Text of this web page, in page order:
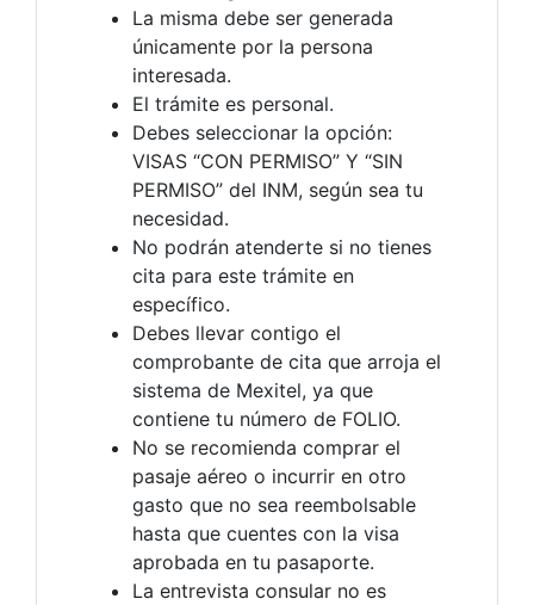
La misma debe ser generada
únicamente por la persona
interesada.
El trámite es personal.
Debes seleccionar la opción:
VISAS “CON PERMISO” Y “SIN
PERMISO” del INM, según sea tu
necesidad.
No podrán atenderte si no tienes
cita para este trámite en
específico.
Debes llevar contigo el
comprobante de cita que arroja el
sistema de Mexitel, ya que
contiene tu número de FOLIO.
No se recomienda comprar el
pasaje aéreo o incurrir en otro
gasto que no sea reembolsable
hasta que cuentes con la visa
aprobada en tu pasaporte.
La entrevista consular no es